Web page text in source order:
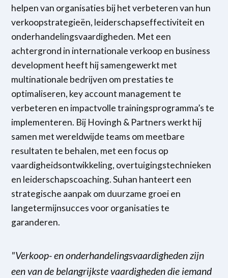
helpen van organisaties bij het verbeteren van hun
verkoopstrategieën, leiderschapseffectiviteit en
onderhandelingsvaardigheden. Met een
achtergrond in internationale verkoop en business
development heeft hij samengewerkt met
multinationale bedrijven om prestaties te
optimaliseren, key account management te
verbeteren en impactvolle trainingsprogramma’s te
implementeren. Bij Hovingh & Partners werkt hij
samen met wereldwijde teams om meetbare
resultaten te behalen, met een focus op
vaardigheidsontwikkeling, overtuigingstechnieken
en leiderschapscoaching. Suhan hanteert een
strategische aanpak om duurzame groei en
langetermijnsucces voor organisaties te
garanderen.
"Verkoop- en onderhandelingsvaardigheden zijn
een van de belangrijkste vaardigheden die iemand